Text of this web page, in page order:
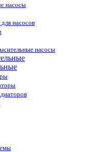
насосы
насосов
насосы